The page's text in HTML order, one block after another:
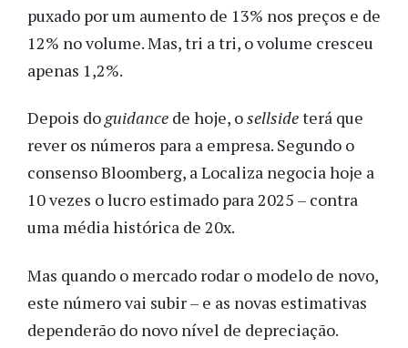
puxado por um aumento de 13% nos preços e de
12% no volume. Mas, tri a tri, o volume cresceu
apenas 1,2%.
Depois do guidance de hoje, osellsideterá que
rever os números para a empresa. Segundo o
consenso Bloomberg, a Localiza negocia hoje a
10 vezes o lucro estimado para 2025 – contra
uma média histórica de 20x.
Mas quando o mercado rodar o modelo de novo,
este número vai subir – e as novas estimativas
dependerão do novo nível de depreciação.